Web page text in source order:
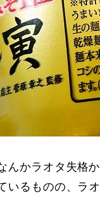
んかラオタ失格
いるものの、ラ